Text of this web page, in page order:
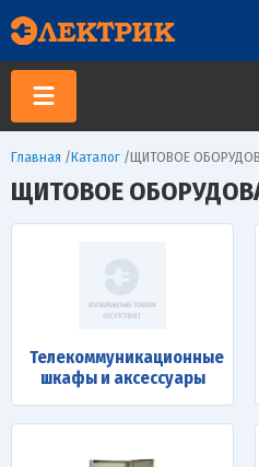
Главная /Каталог /ЩИТОВОЕ
ЩИТОВОЕ
Телекоммуникационные
шкафы и аксессуары